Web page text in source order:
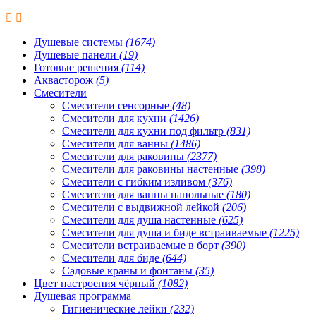
Душевые системы (1674)
Душевые панели (19)
Готовые решения (114)
Аквасторож (5)
Смесители
Смесители сенсорные (48)
Смесители для кухни (1426)
Смесители для кухни под фильтр (831)
Смесители для ванны (1486)
Смесители для раковины (2377)
Смесители для раковины настенные (398)
Смесители с гибким изливом (376)
Смесители для ванны напольные (180)
Смесители с выдвижной лейкой (206)
Смесители для душа настенные (625)
Смесители для душа и биде встраиваемые (1225)
Смесители встраиваемые в борт (390)
Смесители для биде (644)
Садовые краны и фонтаны (35)
Цвет настроения чёрный (1082)
Душевая программа
Гигиенические лейки (232)